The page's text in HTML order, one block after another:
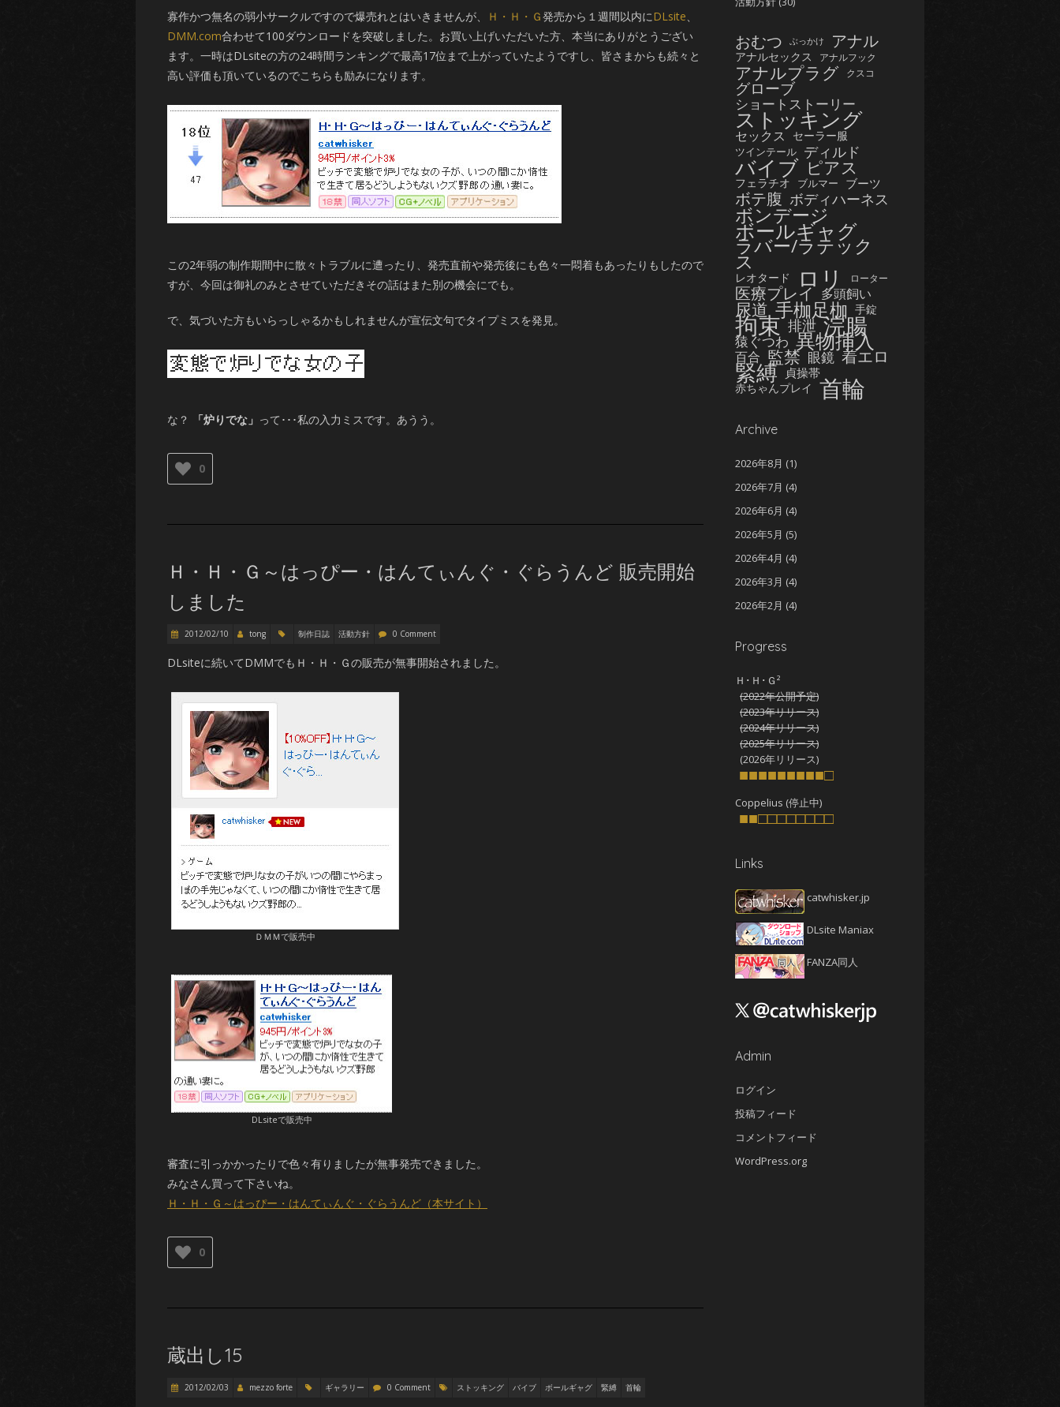
寡作かつ無名の弱小サークルですので爆売れとはいきませんが、 Ｈ・Ｈ・Ｇ発売から１週間以内にDLsite、
DMM.com合わせて100ダウンロードを突破しました。お買い上げいただいた方、本当にありがとうござい
ます。一時はDLsiteの方の24時間ランキングで最高17位まで上がっていたようですし、皆さまからも続々と
高い評価も頂いているのでこちらも励みになります。
この2年弱の制作期間中に散々トラブルに遭ったり、発売直前や発売後にも色々一悶着もあったりもしたので
すが、今回は御礼のみとさせていただきその話はまた別の機会にでも。
で、気づいた方もいらっしゃるかもしれませんが宣伝文句でタイプミスを発見。
な？ 「炉りでな」 って･･･私の入力ミスです。あうう。
0
Ｈ・Ｈ・Ｇ～はっぴー・はんてぃんぐ・ぐらうんど 販売開始
しました
2012/02/10 tong 制作日誌 活動方針 0 Comment
DLsiteに続いてDMMでもＨ・Ｈ・Ｇの販売が無事開始されました。
ＤＭＭで販売中
DLsiteで販売中
審査に引っかかったりで色々有りましたが無事発売できました。
みなさん買って下さいね。
Ｈ・Ｈ・Ｇ～はっぴー・はんてぃんぐ・ぐらうんど（本サイト）
0
蔵出し15
2012/02/03 mezzo forte ギャラリー 0 Comment ストッキング バイブ ボールギャグ 緊縛 首輪
おむつ ぶっかけ アナル
アナルセックス アナルフック
アナルプラグ クスコ
グローブ
ショートストーリー
ストッキング
セックス セーラー服
ツインテール ディルド
バイブ ピアス
フェラチオ ブルマー ブーツ
ボテ腹 ボディハーネス
ボンデージ
ボールギャグ
ラバー/ラテック
ス
レオタード ロリ ローター
医療プレイ 多頭飼い
尿道 手枷足枷 手錠
拘束 排泄 浣腸
猿ぐつわ 異物挿入
百合 監禁 眼鏡 着エロ
緊縛 貞操帯
赤ちゃんプレイ 首輪
Archive
2026年8月 (1)
2026年7月 (4)
2026年6月 (4)
2026年5月 (5)
2026年4月 (4)
2026年3月 (4)
2026年2月 (4)
2025年12月
2025年11月
2025年10月(4)
2025年9月 (4)
2025年8月(5)
2025年7月(4)
(4)
2025年5月(5)
2025年3月
2025年2月(4)
2025年1月(5)
2024年12月(5)
2024年11月(5)
2024年9月(4)
2024年7月
Progress
Ｈ･Ｈ･Ｇ²
(2022年公開予定)
(2023年リリース)
(2024年リリース)
(2025年リリース)
(2026年リリース)
■■■■■■■■■□
Coppelius (停止中)
■■□□□□□□□□
Links
catwhisker.jp
DLsite Maniax
FANZA同人
Admin
ログイン
投稿フィード
コメントフィード
WordPress.org